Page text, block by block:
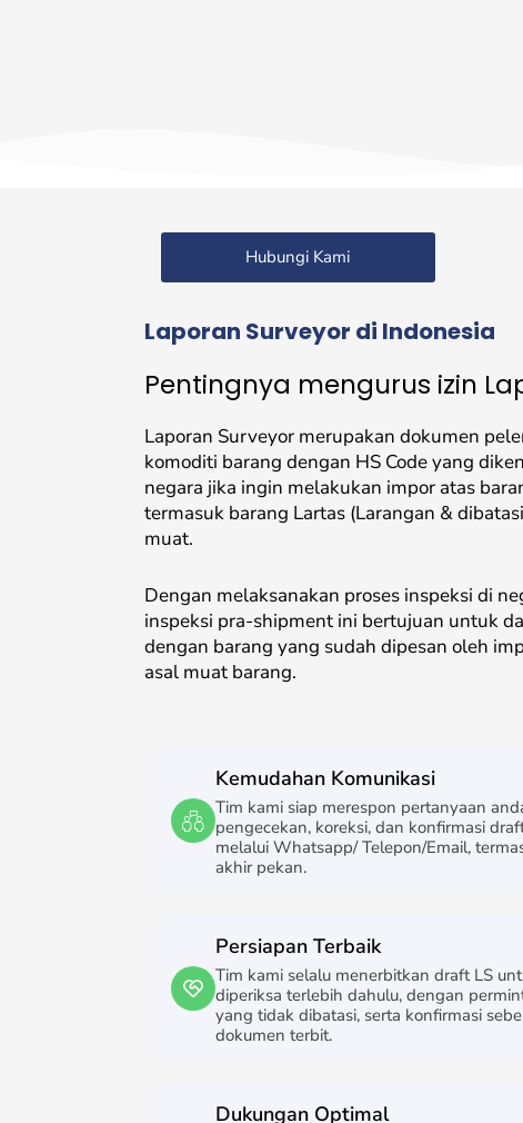
Hubungi Kami
Laporan Surveyor di Indonesia
Pentingnya mengurus izin
Laporan Surveyor merupakan dokumen
komoditi barang dengan HS Code yang
negara jika ingin melakukan impor atas
termasuk barang Lartas (Larangan &
muat.
Dengan melaksanakan proses inspeksi di
inspeksi pra-shipment ini bertujuan untuk
dengan barang yang sudah dipesan oleh
asal muat barang.
Kemudahan Komunikasi
Tim kami siap merespon pertanyaan
pengecekan, koreksi, dan konfirmasi
melalui Whatsapp/ Telepon/Email,
akhir pekan.
Persiapan Terbaik
Tim kami selalu menerbitkan draft LS
diperiksa terlebih dahulu, dengan
yang tidak dibatasi, serta konfirmasi
dokumen terbit.
Dukungan Optimal